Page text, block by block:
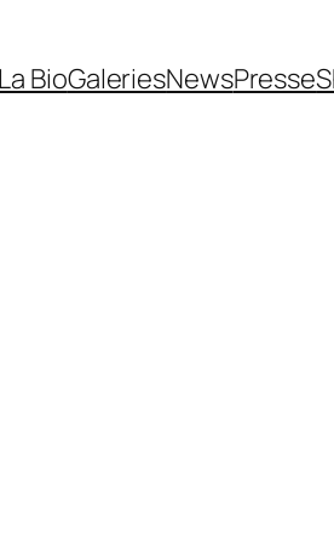
La BioGaleriesNewsPresse